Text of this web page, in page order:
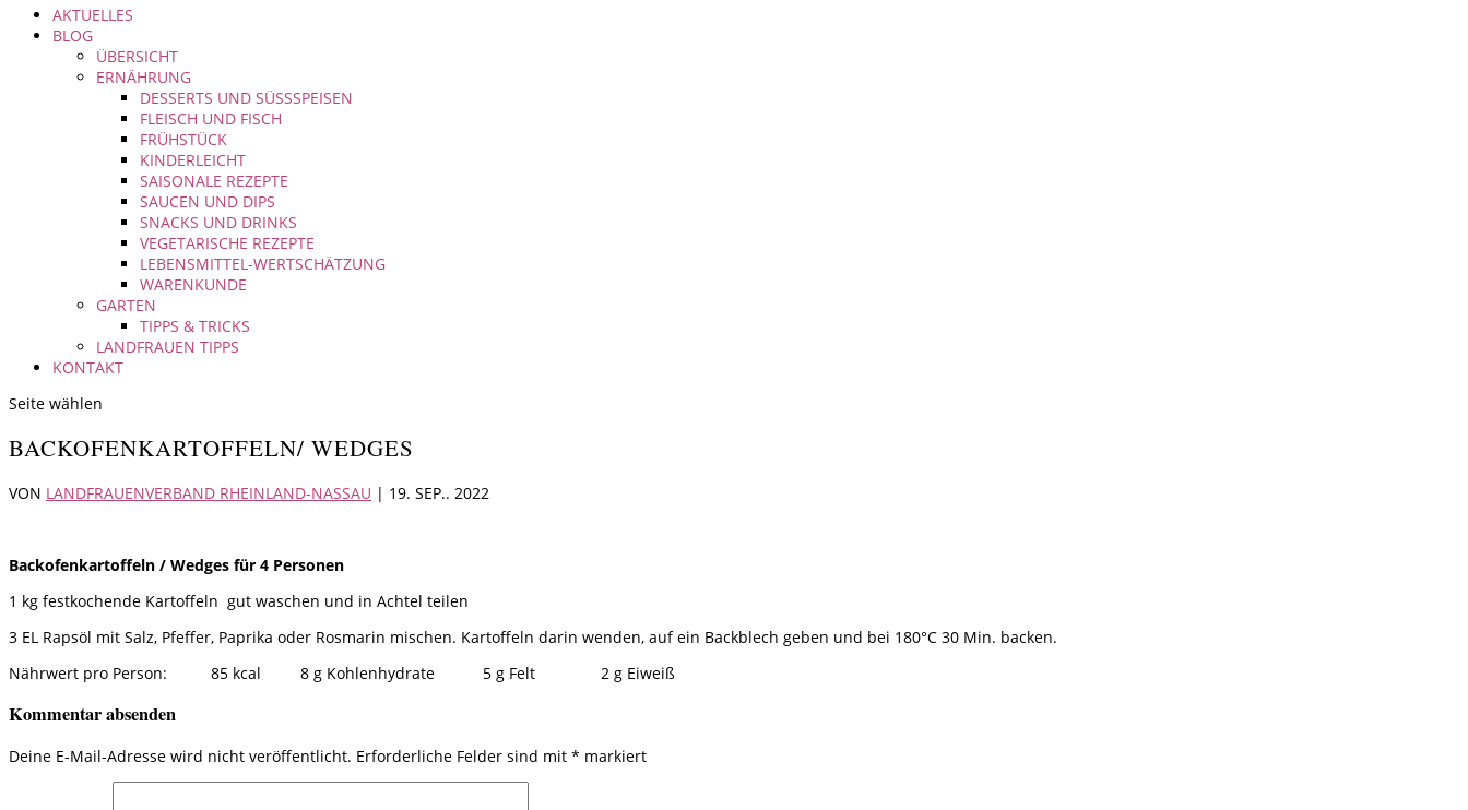
AKTUELLES
BLOG
ÜBERSICHT
ERNÄHRUNG
DESSERTS UND SÜSSSPEISEN
FLEISCH UND FISCH
FRÜHSTÜCK
KINDERLEICHT
SAISONALE REZEPTE
SAUCEN UND DIPS
SNACKS UND DRINKS
VEGETARISCHE REZEPTE
LEBENSMITTEL-WERTSCHÄTZUNG
WARENKUNDE
GARTEN
TIPPS & TRICKS
LANDFRAUEN TIPPS
KONTAKT
Seite wählen
BACKOFENKARTOFFELN/ WEDGES
VON LANDFRAUENVERBAND RHEINLAND-NASSAU | 19. SEP.. 2022
Backofenkartoffeln / Wedges für 4 Personen
1 kg festkochende Kartoffeln gut waschen und in Achtel teilen
3 EL Rapsöl mit Salz, Pfeffer, Paprika oder Rosmarin mischen. Kartoffeln darin wenden, auf ein Backblech geben und bei 180°C 30 Min. backen.
Nährwert pro Person: 85 kcal 8 g Kohlenhydrate 5 g Felt 2 g Eiweiß
Kommentar absenden
Deine E-Mail-Adresse wird nicht veröffentlicht. Erforderliche Felder sind mit * markiert